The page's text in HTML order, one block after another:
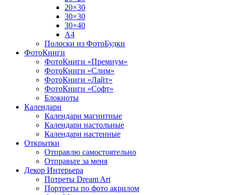
20×30
30×30
30×40
A4
Полоски из ФотоБудки
ФотоКниги
ФотоКниги «Премиум»
ФотоКниги «Слим»
ФотоКниги «Лайт»
ФотоКниги «Софт»
Блокноты
Календари
Календари магнитные
Календари настольные
Календари настенные
Открытки
Отправлю самостоятельно
Отправьте за меня
Декор Интерьера
Потреты Dream Art
Портреты по фото акрилом